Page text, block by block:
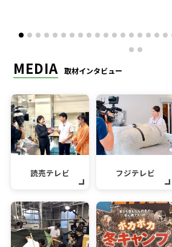
MEDIA 取材インタビュー
読売テレビ フジテレビ